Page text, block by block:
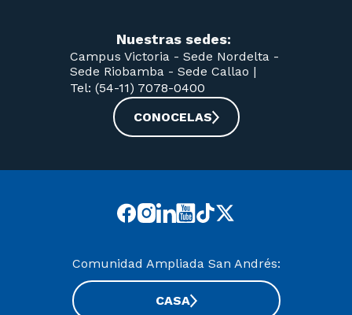
Nuestras sedes:
Campus Victoria - Sede Nordelta -
Sede Riobamba - Sede Callao |
Tel: (54-11) 7078-0400
CONOCELAS
Comunidad Ampliada San Andrés:
CASA